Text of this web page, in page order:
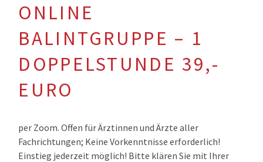
ONLINE
BALINTGRUPPE – 1
DOPPELSTUNDE 39,-
EURO
per Zoom. Offen für Ärztinnen und Ärzte aller
Fachrichtungen; Keine Vorkenntnisse erforderlich!
Einstieg jederzeit möglich! Bitte klären Sie mit Ihrer